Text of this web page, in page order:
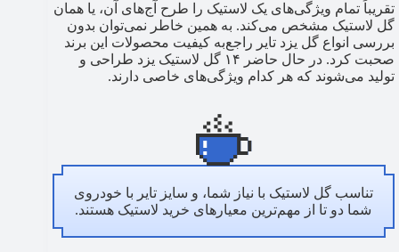
تقریباً تمام ویژگی‌های یک لاستیک را طرح آج‌های آن، یا همان
گل لاستیک مشخص می‌کند. به همین خاطر نمی‌توان بدون
بررسی انواع گل یزد تایر راجع‌به کیفیت محصولات این برند
صحبت کرد. در حال حاضر ۱۴ گل لاستیک یزد طراحی و
تولید می‌شوند که هر کدام ویژگی‌های خاصی دارند.
تناسب گل لاستیک با نیاز شما، و سایز تایر با خودروی
شما دو تا از مهم‌ترین معیارهای خرید لاستیک هستند.